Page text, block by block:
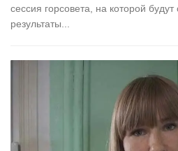
сессия горсовета, на которой
результаты...